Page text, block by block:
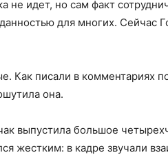
не идет, но сам факт
для многих. Сейчас
Как писали в комментариях
она.
выпустила большое
жестким: в кадре звучали